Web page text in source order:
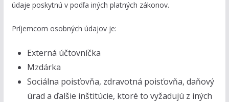
údaje poskytnú v podľa iných platných zákonov.
Príjemcom osobných údajov je:
Externá účtovníčka
Mzdárka
Sociálna poisťovňa, zdravotná poisťovňa, daňový
úrad a ďalšie inštitúcie, ktoré to vyžadujú z iných